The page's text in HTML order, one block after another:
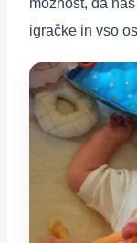
igračke in vso